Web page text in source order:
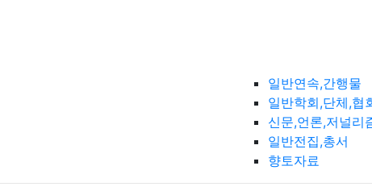
일반연속,간행물
일반학회,단체,협
신문,언론,저널리
일반전집,총서
향토자료